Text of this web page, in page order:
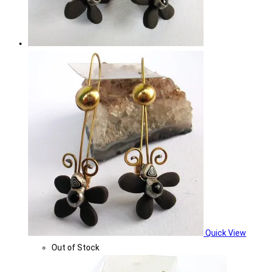
Quick View
Out of Stock